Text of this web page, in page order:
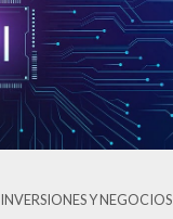
INVERSIONES Y NEGOCIOS